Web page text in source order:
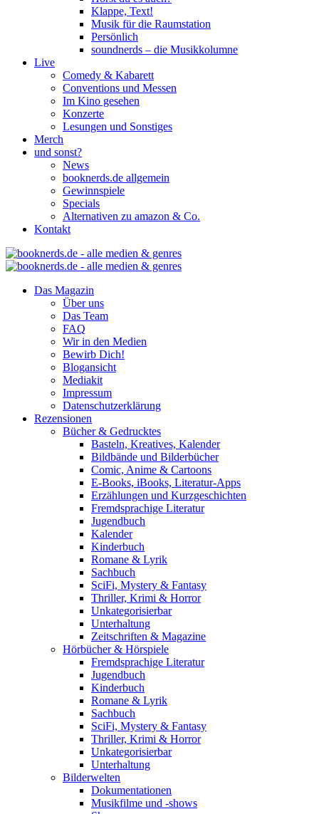
Klappe, Text!
Musik für die Raumstation
Persönlich
soundnerds – die Musikkolumne
Live
Comedy & Kabarett
Conventions und Messen
Im Kino gesehen
Konzerte
Lesungen und Sonstiges
Merch
und sonst?
News
booknerds.de allgemein
Gewinnspiele
Specials
Alternativen zu amazon & Co.
Kontakt
Das Magazin
Über uns
Das Team
FAQ
Wir in den Medien
Bewirb Dich!
Blogansicht
Mediakit
Impressum
Datenschutzerklärung
Rezensionen
Bücher & Gedrucktes
Basteln, Kreatives, Kalender
Bildbände und Bilderbücher
Comic, Anime & Cartoons
E-Books, iBooks, Literatur-Apps
Erzählungen und Kurzgeschichten
Fremdsprachige Literatur
Jugendbuch
Kalender
Kinderbuch
Romane & Lyrik
Sachbuch
SciFi, Mystery & Fantasy
Thriller, Krimi & Horror
Unkategorisierbar
Unterhaltung
Zeitschriften & Magazine
Hörbücher & Hörspiele
Fremdsprachige Literatur
Jugendbuch
Kinderbuch
Romane & Lyrik
Sachbuch
SciFi, Mystery & Fantasy
Thriller, Krimi & Horror
Unkategorisierbar
Unterhaltung
Bilderwelten
Dokumentationen
Musikfilme und -shows